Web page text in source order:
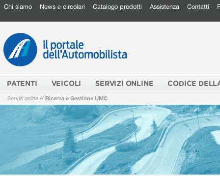
Chi siamo News e circolari Catalogo prodotti Assistenza Contatti
PATENTI VEICOLI SERVIZI ONLINE CODICE
Servizi online // Ricerca e Gestione UMC